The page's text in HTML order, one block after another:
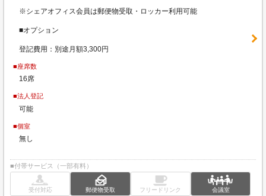
※シェアオフィス会員は郵便物受取・ロッカー利用可能
■オプション
登記費用：別途月額3,300円
■座席数
16席
■法人登記
可能
■個室
無し
■付帯サービス（一部有料）
受付対応 郵便物受取 フリードリンク 会議室